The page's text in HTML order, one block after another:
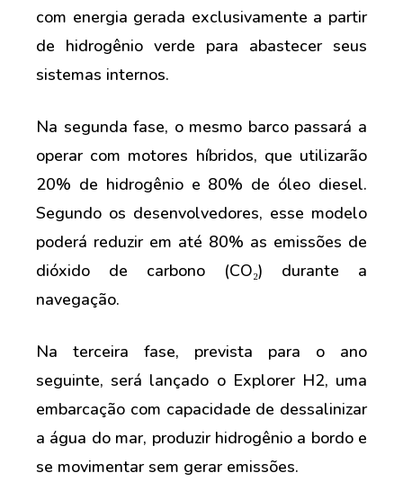
com energia gerada exclusivamente a partir
de hidrogênio verde para abastecer seus
sistemas internos.
Na segunda fase, o mesmo barco passará a
operar com motores híbridos, que utilizarão
20% de hidrogênio e 80% de óleo diesel.
Segundo os desenvolvedores, esse modelo
poderá reduzir em até 80% as emissões de
dióxido de carbono (CO₂) durante a
navegação.
Na terceira fase, prevista para o ano
seguinte, será lançado o Explorer H2, uma
embarcação com capacidade de dessalinizar
a água do mar, produzir hidrogênio a bordo e
se movimentar sem gerar emissões.